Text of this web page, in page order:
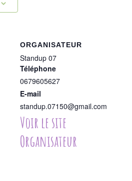
ORGANISATEUR
Standup 07
Téléphone
0679605627
E-mail
standup.07150@gmail.com
Voir le site
Organisateur